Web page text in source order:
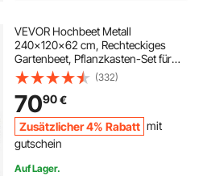
VEVOR Hochbeet Metall
240x120x62 cm, Rechteckiges
Gartenbeet, Pflanzkasten-Set für
den Außenbereich, Gemüsebeet mit
Handschuhen, Blumenbeet
Bodenlos, Pflanzbeet für Blumen &
Gemüse, Silber
(332)
7090€
Zusätzlicher 4% Rabatt mit
gutschein
Auf Lager.